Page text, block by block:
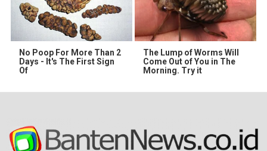
No Poop For More Than 2
Days - It's The First Sign
Of
The Lump of Worms Will
Come Out of You in The
Morning. Try it